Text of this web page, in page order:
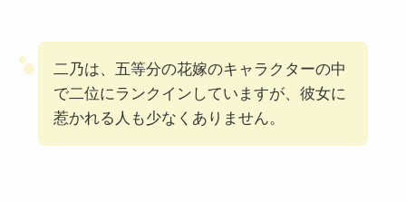
二乃は、五等分の花嫁のキャラクターの中
で二位にランクインしていますが、彼女に
惹かれる人も少なくありません。